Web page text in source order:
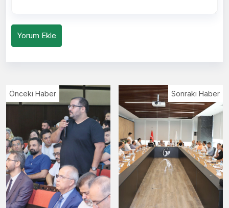
Yorum Ekle
Önceki Haber Sonraki Haber